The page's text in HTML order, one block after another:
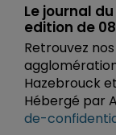
Le journal
edition de
Retrouvez
Hazebrouck
Hébergé par
de-